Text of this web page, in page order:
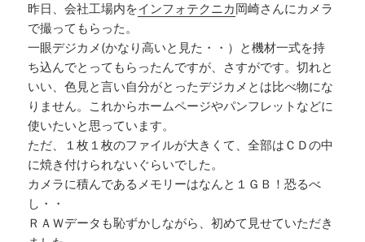
昨日、会社工場内をインフォテクニカ岡崎さんにカメラ
で撮ってもらった。
一眼デジカメ(かなり高いと見た・・）と機材一式を持
ち込んでとってもらったんですが、さすがです。切れと
いい、色見と言い自分がとったデジカメとは比べ物にな
りません。これからホームページやパンフレットなどに
使いたいと思っています。
ただ、１枚１枚のファイルが大きくて、全部はＣＤの中
に焼き付けられないぐらいでした。
カメラに積んであるメモリーはなんと１ＧＢ！恐るべ
し・・
ＲＡＷデータも恥ずかしながら、初めて見せていただき